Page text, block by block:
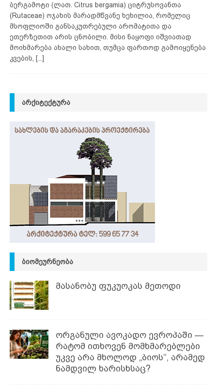
ბერგამოტი (ლათ. Citrus bergamia) ციტრუსოვანთა
(Rutaceae) ოჯახის მარადმწვანე ხეხილია, რომელიც
მსოფლიოში განსაკუთრებული არომატითა და
ეთერზეთით არის ცნობილი. მისი ნაყოფი იშვიათად
მოიხმარება ახალი სახით, თუმცა ფართოდ გამოიყენება
კვების,
[...]
ᲐᲠᲥᲘᲢᲔᲥᲢᲣᲠᲐ
ᲑᲘᲝᲛᲔᲣᲠᲜᲔᲝᲑᲐ
მასანობუ ფუკუოკას მეთოდი
ორგანული ავოკადო ევროპაში —
რატომ ითხოვენ მომხმარებლები
უკვე არა მხოლოდ „ბიოს“, არამედ
ნამდვილ ხარისხსაც?